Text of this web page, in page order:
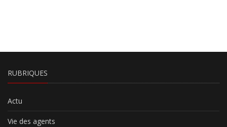
RUBRIQUES
Actu
Vie des agents